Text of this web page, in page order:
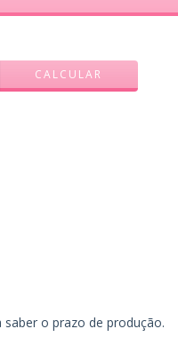
CALCULAR
o prazo de produção.